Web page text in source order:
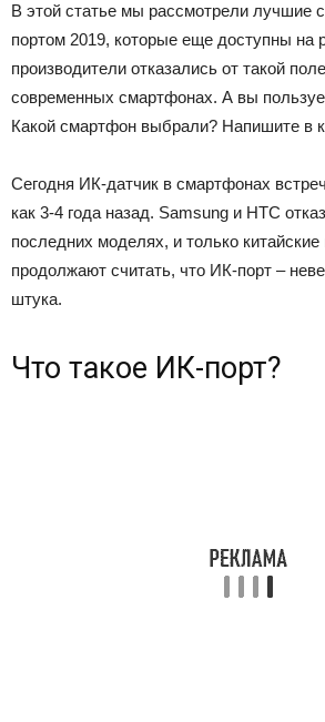
В этой статье мы рассмотрели лучшие
портом 2019, которые еще доступны на
производители отказались от такой
современных смартфонах. А вы
Какой смартфон выбрали? Напишите в
Сегодня ИК-датчик в смартфонах
как 3-4 года назад. Samsung и HTC
последних моделях, и только китайские
продолжают считать, что ИК-порт –
штука.
Что такое ИК-порт?